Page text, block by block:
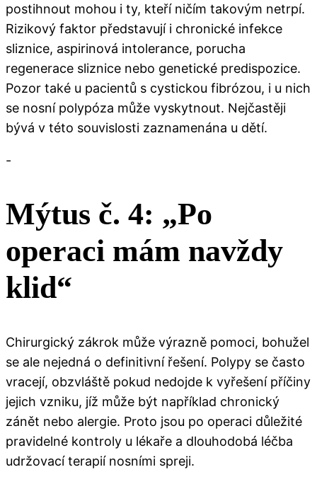
postihnout mohou i ty, kteří ničím takovým netrpí.
Rizikový faktor představují i chronické infekce
sliznice, aspirinová intolerance, porucha
regenerace sliznice nebo genetické predispozice.
Pozor také u pacientů s cystickou fibrózou, i u nich
se nosní polypóza může vyskytnout. Nejčastěji
bývá v této souvislosti zaznamenána u dětí.
-
Mýtus č. 4: „Po
operaci mám navždy
klid“
Chirurgický zákrok může výrazně pomoci, bohužel
se ale nejedná o definitivní řešení. Polypy se často
vracejí, obzvláště pokud nedojde k vyřešení příčiny
jejich vzniku, jíž může být například chronický
zánět nebo alergie. Proto jsou po operaci důležité
pravidelné kontroly u lékaře a dlouhodobá léčba
udržovací terapií nosními spreji.